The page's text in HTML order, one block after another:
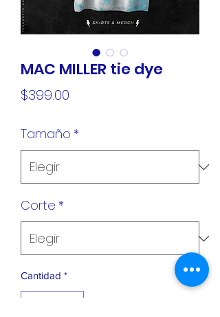
MAC MILLER tie dye
$399.00
Tamaño *
Corte *
Cantidad *